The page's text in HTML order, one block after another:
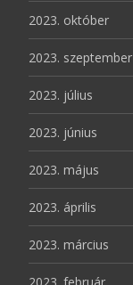
2023. október
2023. szeptember
2023. július
2023. június
2023. május
2023. április
2023. március
2023. február